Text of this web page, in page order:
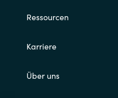
Ressourcen
Karriere
Über uns